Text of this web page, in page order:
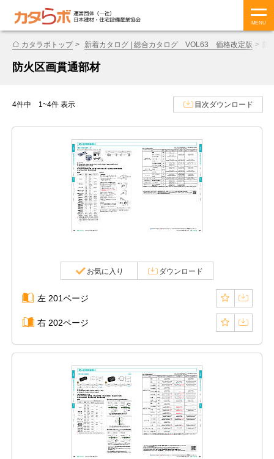
MENU
カタラボトップ 新着カタログ | 総合カタログ VOL63 価格改定版
防火区画貫通部材
4件中 1~4件 表示 目次ダウンロード
お気に入り ダウンロード
左 201ページ
右 202ページ